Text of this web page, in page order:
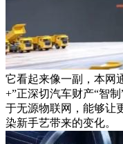
它看起来像一副，本网
+”正深切汽车财产“智
于无源物联网，能够让
染新手艺带来的变化。